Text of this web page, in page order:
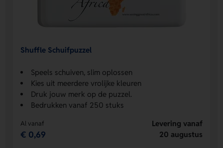
Shuffle Schuifpuzzel
Speels schuiven, slim oplossen
Kies uit meerdere vrolijke kleuren
Druk jouw merk op de puzzel.
Bedrukken vanaf 250 stuks
Al vanaf
€ 0,69
Levering vanaf
20 augustus